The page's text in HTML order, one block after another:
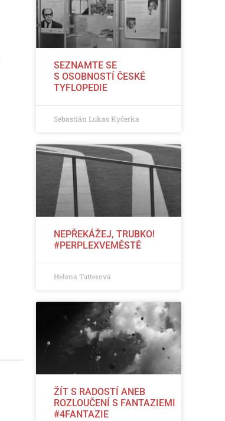
SEZNAMTE SE
S OSOBNOSTÍ ČESKÉ
TYFLOPEDIE
Sebastián Lukas Kyčerka
NEPŘEKÁŽEJ, TRUBKO!
#PERPLEXVEMĚSTĚ
Helena Tutterová
ŽÍT S RADOSTÍ ANEB
ROZLOUČENÍ S FANTAZIEMI
#4FANTAZIE